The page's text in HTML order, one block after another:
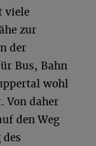
viele
zur
der
Bus, Bahn
wohl
Von daher
den Weg